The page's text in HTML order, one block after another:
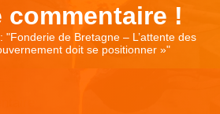
commentaire !
"Fonderie de Bretagne – L’attente des
doit se positionner »"